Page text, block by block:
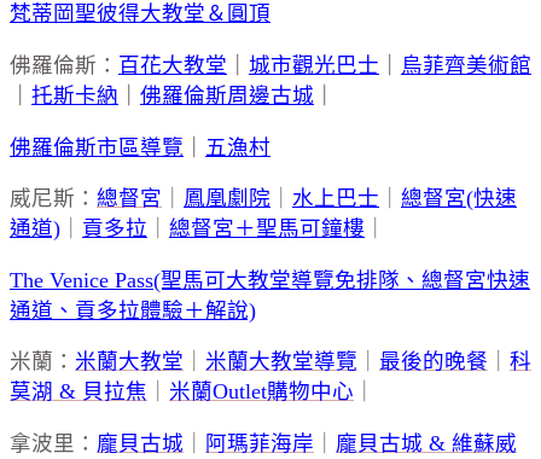
梵蒂岡聖彼得大教堂＆圓頂
佛羅倫斯： 百花大教堂 城市觀光巴士
烏菲齊美術館
托斯卡納 佛羅倫斯周邊古城
佛羅倫斯市區導覽 五漁村
威尼斯： 總督宮 鳳凰劇院 水上巴士
總督宮(快速
通道)
貢多拉 總督宮＋聖馬可鐘樓
The Venice Pass(聖馬可大教堂導覽免排隊、總督宮快速
通道、貢多拉體驗＋解說)
米蘭： 米蘭大教堂 米蘭大教堂導覽 最後的晚餐
科
莫湖 & 貝拉焦
米蘭Outlet購物中心
拿波里： 龐貝古城 阿瑪菲海岸
龐貝古城 & 維蘇威